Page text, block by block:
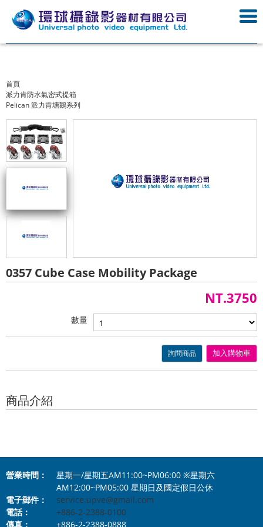
首頁
派力肯防水氣密式提箱
Pelican 派力肯塘鵝系列
0357 Cube Case Mobility Package
NT.3750
數量
詢問商品 加入購物車
商品介紹
營業時間：
星期一/星期五AM11:00~PM06:00 ※星期六
AM12:00~PM05:00 星期日及國定假日公休
電子郵件：
service.upve@gmail.com
電話：
+886-2-2388-0100
傳真：
+886-2-2388-0888